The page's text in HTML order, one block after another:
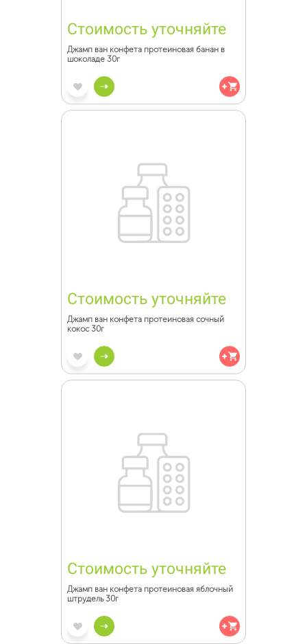
Стоимость уточняйте
Джамп ван конфета протеиновая банан в
шоколаде 30г
Стоимость уточняйте
Джамп ван конфета протеиновая сочный
кокос 30г
Стоимость уточняйте
Джамп ван конфета протеиновая яблочный
штрудель 30г